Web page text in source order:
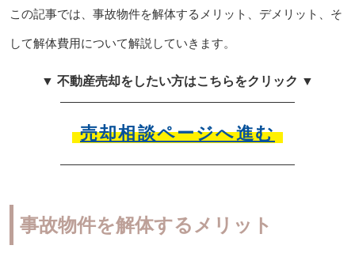
この記事では、事故物件を解体するメリット、デメリット、そ
して解体費用について解説していきます。
▼ 不動産売却をしたい方はこちらをクリック ▼
売却相談ページへ進む
事故物件を解体するメリット